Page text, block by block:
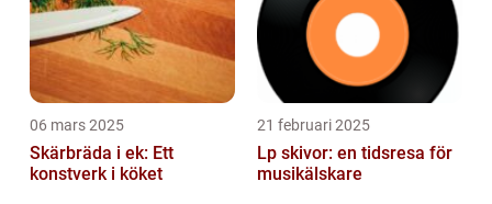
06 mars 2025
Skärbräda i ek: Ett
konstverk i köket
21 februari 2025
Lp skivor: en tidsresa för
musikälskare